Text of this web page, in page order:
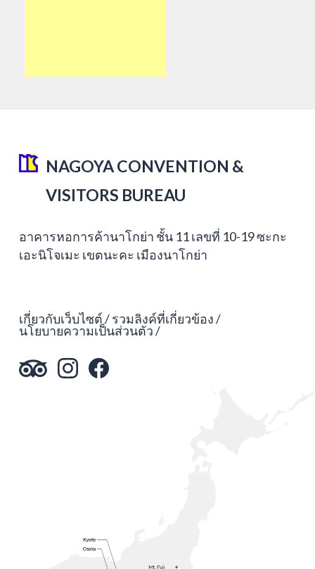
NAGOYA CONVENTION &
VISITORS BUREAU
อาคารหอการค้านาโกย่า ชั้น 11 เลขที่ 10-19 ซะกะ
เอะนิโจเมะ เขตนะคะ เมืองนาโกย่า
เกี่ยวกับเว็บไซต์ รวมลิงค์ที่เกี่ยวข้อง
นโยบายความเป็นส่วนตัว